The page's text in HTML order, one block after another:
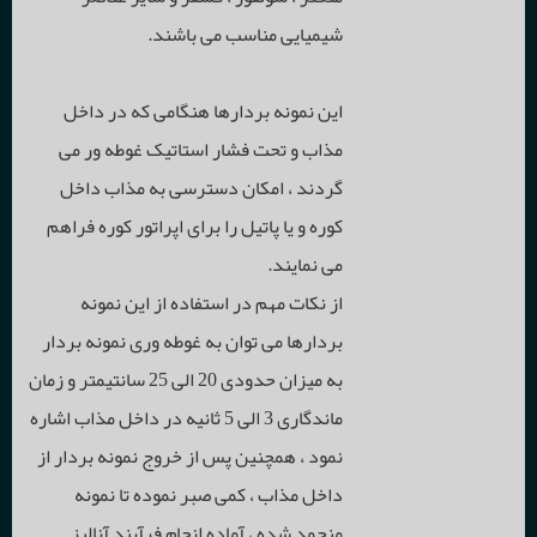
آنکرهای نگهدارنده فلزی نسوز
مبلمان کوره
آجرهای عایق
آجر نسوز
جرم ریختنی
قطعات سیلیکون کاربید
رطوبت
RTD
سیم رابط
ترانسمیتر
قطعات جانبی
رینگ حرارتی
تاچ اسکرین
دیتا لاگر
(T.P.R) رگولاتورهای سه فاز
(S.S.R) رله های الکترونیکی
دوبل تریستورها
دیودها
تریستورهای دیسکی
المنت های حرارتی
المنت های سیمی
المنت های سیلیکون کاربید
المنت های مولیبدن دی سیلیسید
قطعات تنش زدایی
گاز آنالایزرها
مشعل های صنعتی و ادوات خط احتراق
ادوات خط احتراق
لوله ها و رولرهای سرامیکی
قطعات سرامیک های صنعتی
شیمیایی مناسب می باشند.
این نمونه بردارها هنگامی که در داخل
مذاب و تحت فشار استاتیک غوطه ور می
گردند ، امکان دسترسی به مذاب داخل
کوره و یا پاتیل را برای اپراتور کوره فراهم
می نمایند.
از نکات مهم در استفاده از این نمونه
بردارها می توان به غوطه وری نمونه بردار
به میزان حدودی 20 الی 25 سانتیمتر و زمان
ماندگاری 3 الی 5 ثانیه در داخل مذاب اشاره
نمود ، همچنین پس از خروج نمونه بردار از
داخل مذاب ، کمی صبر نموده تا نمونه